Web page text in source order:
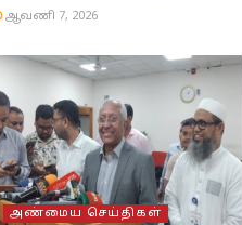
ஆவணி 7, 2026
அண்மைய செய்திகள்